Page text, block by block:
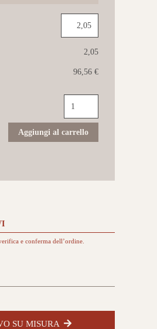
2,05
96,56 €
STEP
Capture
21,2x138
Rovere
Aggiungi al carrello
e conferma dell’ordine.
SU MISURA